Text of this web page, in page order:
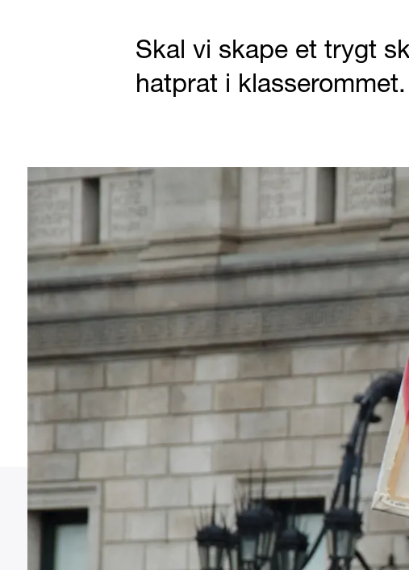
Skal vi skape et trygt
hatprat i klasserommet.